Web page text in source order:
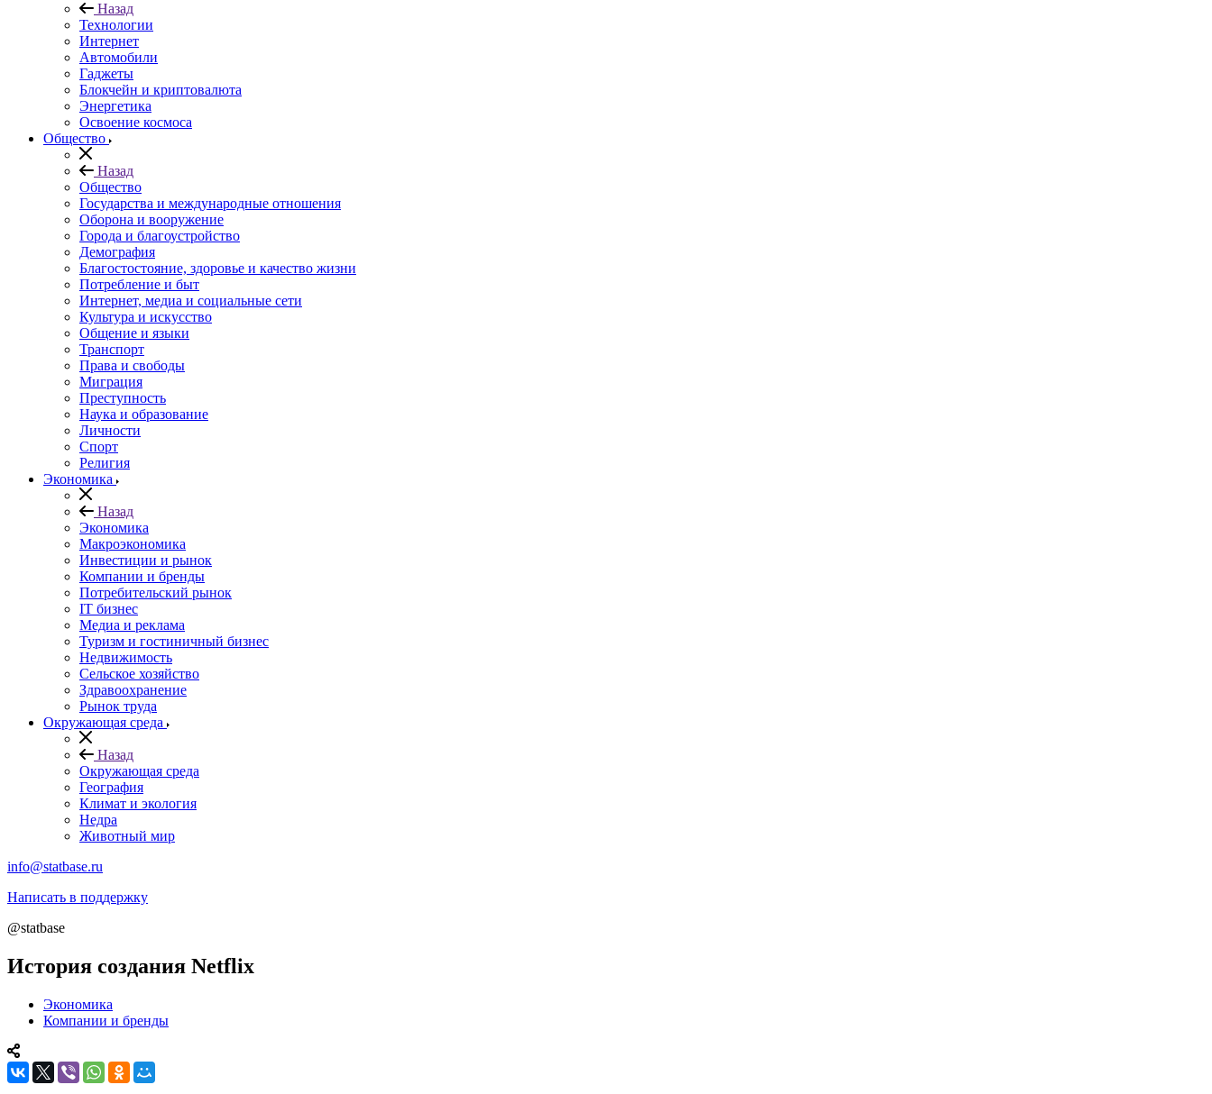
Назад
Технологии
Интернет
Автомобили
Гаджеты
Блокчейн и криптовалюта
Энергетика
Освоение космоса
Общество
Назад
Общество
Государства и международные отношения
Оборона и вооружение
Города и благоустройство
Демография
Благостостояние, здоровье и качество жизни
Потребление и быт
Интернет, медиа и социальные сети
Культура и искусство
Общение и языки
Транспорт
Права и свободы
Миграция
Преступность
Наука и образование
Личности
Спорт
Религия
Экономика
Назад
Экономика
Макроэкономика
Инвестиции и рынок
Компании и бренды
Потребительский рынок
IT бизнес
Медиа и реклама
Туризм и гостиничный бизнес
Недвижимость
Сельское хозяйство
Здравоохранение
Рынок труда
Окружающая среда
Назад
Окружающая среда
География
Климат и экология
Недра
Животный мир
info@statbase.ru
Написать в поддержку
@statbase
История создания Netflix
Экономика
Компании и бренды